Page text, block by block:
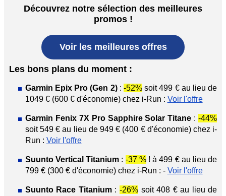
Découvrez notre sélection des meilleures
promos !
Voir les meilleures offres
Les bons plans du moment :
Garmin Epix Pro (Gen 2): -52% soit 499 € au lieu de
1049 € (600 € d'économie) chez i-Run : Voir l'offre
Garmin Fenix 7X Pro Sapphire Solar Titane :-44%
soit 549 € au lieu de 949 € (400 € d'économie) chez i-
Run : Voir l'offre
Suunto Vertical Titanium : -37 %! à 499 € au lieu de
799 € (300 € d'économie) chez i-Run : - Voir l'offre
Suunto Race Titanium: -26%soit 408 € au lieu de